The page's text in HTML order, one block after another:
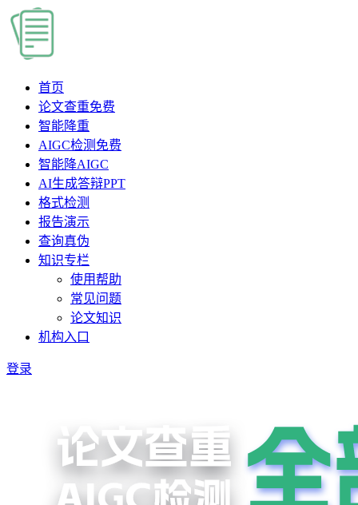
首页
论文查重免费
智能降重
AIGC检测 免费
智能降AIGC
AI生成答辩PPT
格式检测
报告演示
查询真伪
知识专栏
使用帮助
常见问题
论文知识
机构入口
登录